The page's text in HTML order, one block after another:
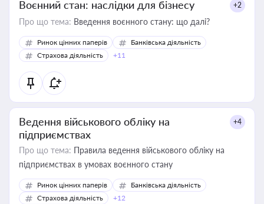
Воєнний стан: наслідки для бізнесу +2
Про що тема: Введення воєнного стану: що далі?
Ринок цінних паперів
Банківська діяльність
Страхова діяльність
+11
Ведення військового обліку на
підприємствах
+4
Про що тема: Правила ведення військового обліку на
підприємствах в умовах воєнного стану
Ринок цінних паперів
Банківська діяльність
Страхова діяльність
+12